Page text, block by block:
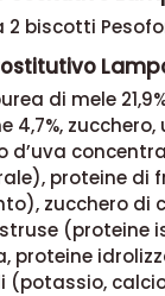
biscotti
di mele
4,7%,
proteine di
zucchero di
(proteine
proteine
(potassio,